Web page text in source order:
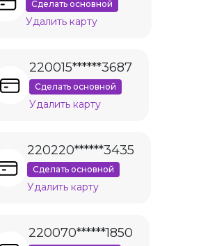
Сделать основной
Удалить карту
220015******3687
Сделать основной
Удалить карту
220220******3435
Сделать основной
Удалить карту
220070******1850